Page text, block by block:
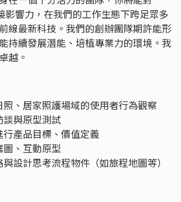
響力，在我們的工作生態下跨足眾多
線最新科技。我們的創辦團隊期許能形
持續發展潛能、培植專業力的環境。我
越。
、居家照護場域的使用者行為觀察
與原型測試
產品目標、價值定義
、互動原型
設計思考流程物件（如旅程地圖等）